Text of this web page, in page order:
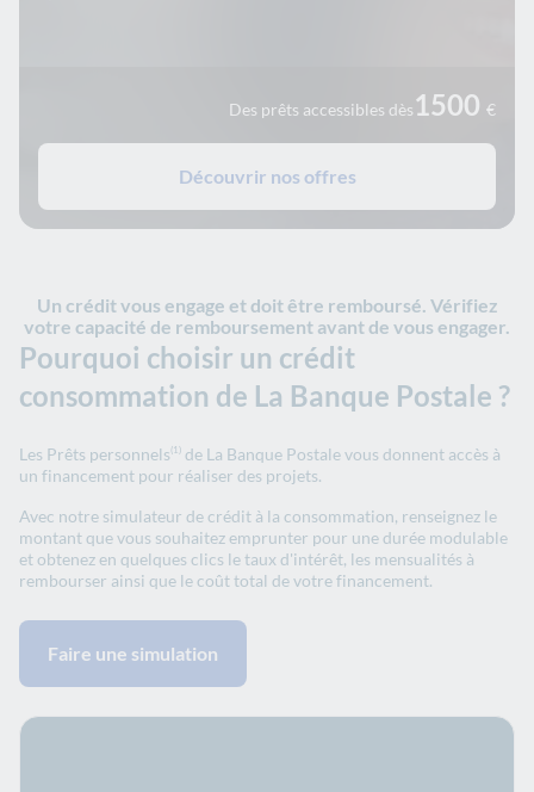
Des prêts accessibles dès1500 €
Découvrir nos offres
Un crédit vous engage et doit être remboursé. Vérifiez
votre capacité de remboursement avant de vous engager.
Pourquoi choisir un crédit
consommation de La Banque Postale ?
Les Prêts personnels (1) de La Banque Postale vous donnent accès à
un financement pour réaliser des projets.
Avec notre simulateur de crédit à la consommation, renseignez le
montant que vous souhaitez emprunter pour une durée modulable
et obtenez en quelques clics le taux d'intérêt, les mensualités à
rembourser ainsi que le coût total de votre financement.
Faire une simulation